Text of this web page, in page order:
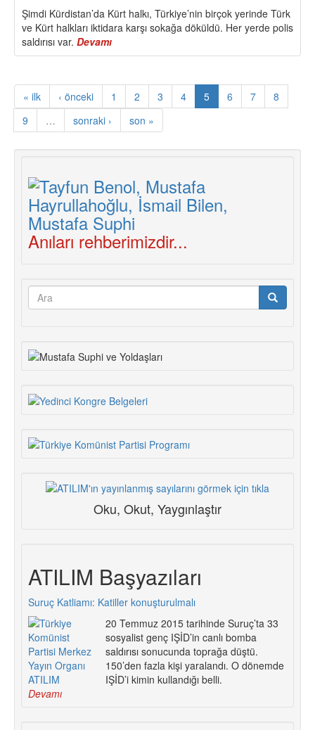
Şimdi Kürdistan’da Kürt halkı, Türkiye’nin birçok yerinde Türk
ve Kürt halkları iktidara karşı sokağa döküldü. Her yerde polis
saldırısı var. Devamı
Kayyumlara
Sosyalistlerin
Görevi
ve
“Devrimci
İki
« ilk ‹ önceki 1 2 3 4 5 6 7
8
9
… sonraki › son »
Anıları rehberimizdir...
Arama
Oku, Okut, Yaygınlaştır
ATILIM Başyazıları
Suruç Katliamı: Katiller konuşturulmalı
20 Temmuz 2015 tarihinde Suruç’ta 33
sosyalist genç IŞİD’in canlı bomba
saldırısı sonucunda toprağa düştü.
150’den fazla kişi yaralandı. O dönemde
IŞİD’i kimin kullandığı belli.
Devamı